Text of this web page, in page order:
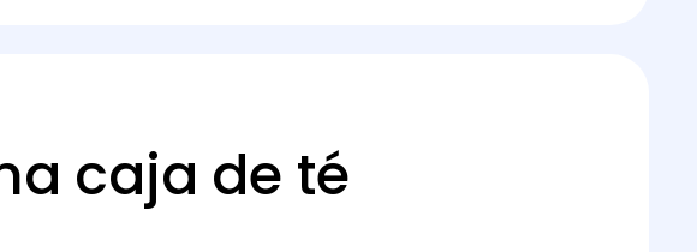
caja de té